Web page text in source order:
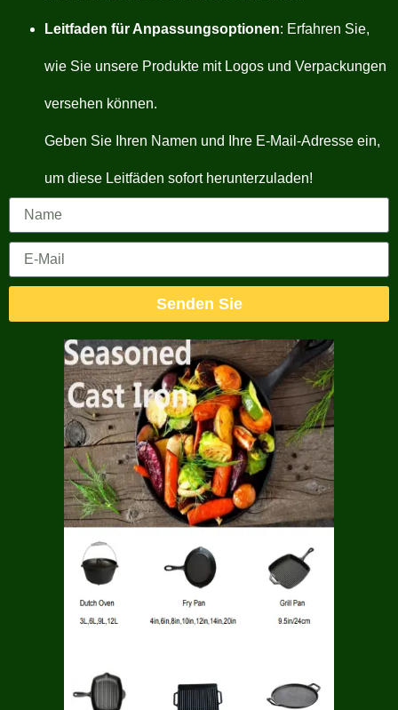
Leitfaden für Anpassungsoptionen: Erfahren Sie,
wie Sie unsere Produkte mit Logos und Verpackungen
versehen können.
Geben Sie Ihren Namen und Ihre E-Mail-Adresse ein,
um diese Leitfäden sofort herunterzuladen!
Senden Sie